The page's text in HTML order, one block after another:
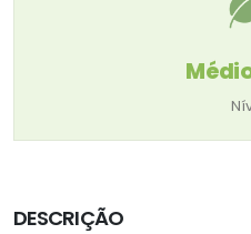
DESCRIÇÃO